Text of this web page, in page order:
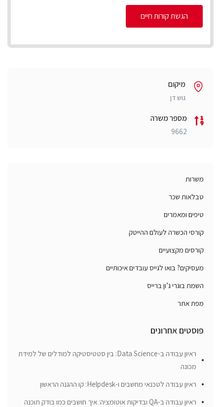
הגשת קורות חיים
מיקום
גוש דן
מספר משרה
9662
משרות
טבלאות שכר
טיפים ומאמרים
קורסי הכשרה לעולם ההייטק
קורסים מקצועיים
מעסיקים? בואו לגייס עובדים איכותיים
השמת בוגרי ג’ון ברייס
מפת אתר
פוסטים אחרונים
ראיון עבודה ב-Data Science: בין סטטיסטיקה למודלים של למידת
מכונה
ראיון עבודה לטכנאי מחשבים ו-Helpdesk: קו ההגנה הראשון
ראיון עבודה ב-QA ובדיקות אוטומציה: איך חושבים כמו בודק תוכנה